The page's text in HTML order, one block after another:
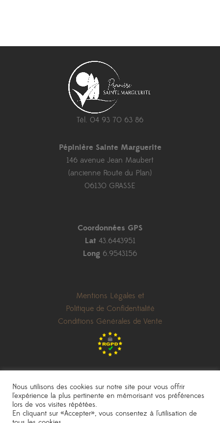
Tél. 04 93 70 63 86
Pépinière Sainte Marguerite
146 avenue Jean Maubert
(ancienne Route du Plan)
06130 GRASSE
Coordonnées GPS
Lat 43.6443951
Long 6.9543156
Mentions Légales et
Politique de Confidentialité
Conditions Générales de Vente
les prix indiqués sont donnés à titre indicatif et peuvent être modifiés sans
Nous utilisons des cookies sur notre site pour vous offrir
l'expérience la plus pertinente en mémorisant vos préférences
lors de vos visites répétées.
En cliquant sur «Accepter», vous consentez à l'utilisation de